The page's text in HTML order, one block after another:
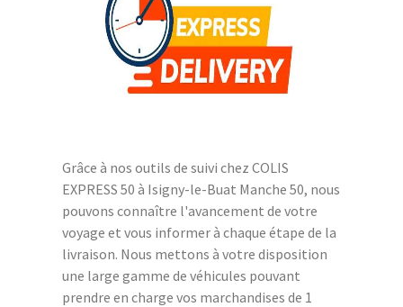
Grâce à nos outils de suivi chez COLIS
EXPRESS 50 à Isigny-le-Buat Manche 50, nous
pouvons connaître l'avancement de votre
voyage et vous informer à chaque étape de la
livraison. Nous mettons à votre disposition
une large gamme de véhicules pouvant
prendre en charge vos marchandises de 1